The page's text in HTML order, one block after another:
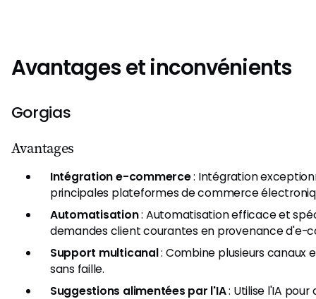
Avantages et inconvénients
Gorgias
Avantages
Intégration e-commerce: Intégration
principales plateformes de commerce
Automatisation: Automatisation efficace et
demandes client courantes en provenance d'e-
Support multicanal: Combine plusieurs canaux
sans faille.
Suggestions alimentées par l'IA: Utilise l'IA